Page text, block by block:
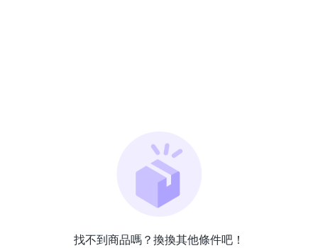
找不到商品嗎？換換其他條件吧！